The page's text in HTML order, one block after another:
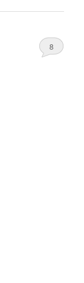
8